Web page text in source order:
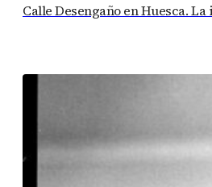
Calle Desengaño en Huesca.